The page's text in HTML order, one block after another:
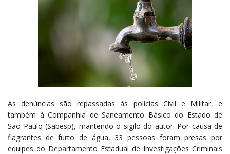
As denúncias são repassadas às polícias Civil e Militar, e
também à Companhia de Saneamento Básico do Estado de
São Paulo (Sabesp), mantendo o sigilo do autor. Por causa de
flagrantes de furto de água, 33 pessoas foram presas por
equipes do Departamento Estadual de Investigações Criminais